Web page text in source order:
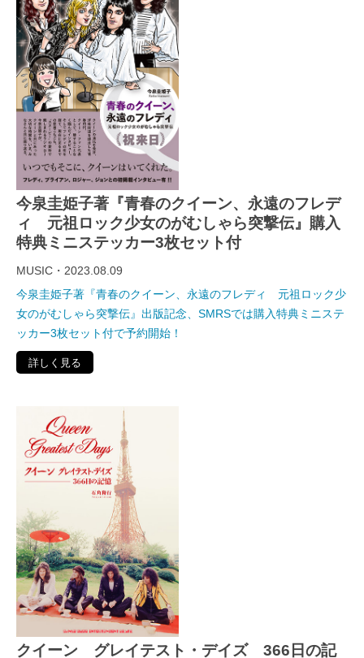
今泉圭姫子著『青春のクイーン、永遠のフレデ
ィ 元祖ロック少女のがむしゃら突撃伝』購入
特典ミニステッカー3枚セット付
MUSIC・2023.08.09
今泉圭姫子著『青春のクイーン、永遠のフレディ 元祖ロック少
女のがむしゃら突撃伝』出版記念、SMRSでは購入特典ミニステ
ッカー3枚セット付で予約開始！
詳しく見る
クイーン グレイテスト・デイズ 366日の記